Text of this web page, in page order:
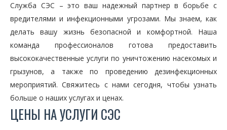
Служба СЭС – это ваш надежный партнер в борьбе с
вредителями и инфекционными угрозами. Мы знаем, как
делать вашу жизнь безопасной и комфортной. Наша
команда профессионалов готова предоставить
высококачественные услуги по уничтожению насекомых и
грызунов, а также по проведению дезинфекционных
мероприятий. Свяжитесь с нами сегодня, чтобы узнать
больше о наших услугах и ценах.
ЦЕНЫ НА УСЛУГИ СЭС